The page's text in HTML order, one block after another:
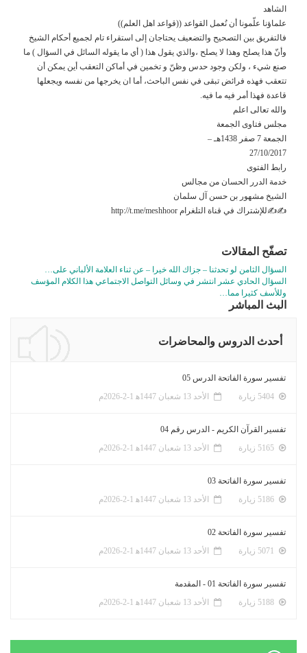
الشاهد
علماؤنا علّمونا أن نُعمل القواعد ((قواعد اهل العلم))
فالتفريق بين التصحيح والتضعيف يحتاجان إلى استقراء تام لجميع أحكام الشيخ
وأنّ هذا يصلح وهذا لا يصلح ،والذي يقول هذا ( أي ما يقوله السائل في السؤال ) ما
صنع شيء ، ولكن وجود حدس وظنّ و تخمين في أماكن التعقب أين يمكن أن
تتعقب فهذه فرائض تبقى في نفس الباحث، أما ان يخرجها من نفسه ويجعلها
قاعدة فهذا أمر فيه ما فيه.
والله تعالى اعلم
مجلس فتاوى الجمعة
الجمعة 7 صفر 1438هـ –
27/10/2017
رابط الفتوى
خدمة الدرر الحسان من مجالس
الشيخ مشهور بن حسن آل سلمان
✍✍للإشتراك في قناة التلغرام http://t.me/meshhoor
تصفّح المقالات
السؤال الثامن لو تحدثنا – جزاك الله خيرا – عن ثناء العلامة الألباني على…
السؤال الحادي عشر انتشر في وسائل التواصل الاجتماعي هذا الكلام المؤسف
وللأسف كثيرا مما…
البث المباشر
أحدث الدروس والمحاضرات
تفسير سورة الفاتحة الدرس 05
الأحد 13 شعبان 1447ﻫ 1-2-2026م
تفسير القرآن الكريم - الدرس رقم 04
الأحد 13 شعبان 1447ﻫ 1-2-2026م
تفسير سورة الفاتحة 03
الأحد 13 شعبان 1447ﻫ 1-2-2026م
تفسير سورة الفاتحة 02
الأحد 13 شعبان 1447ﻫ 1-2-2026م
تفسير سورة الفاتحة 01 - المقدمة
الأحد 13 شعبان 1447ﻫ 1-2-2026م